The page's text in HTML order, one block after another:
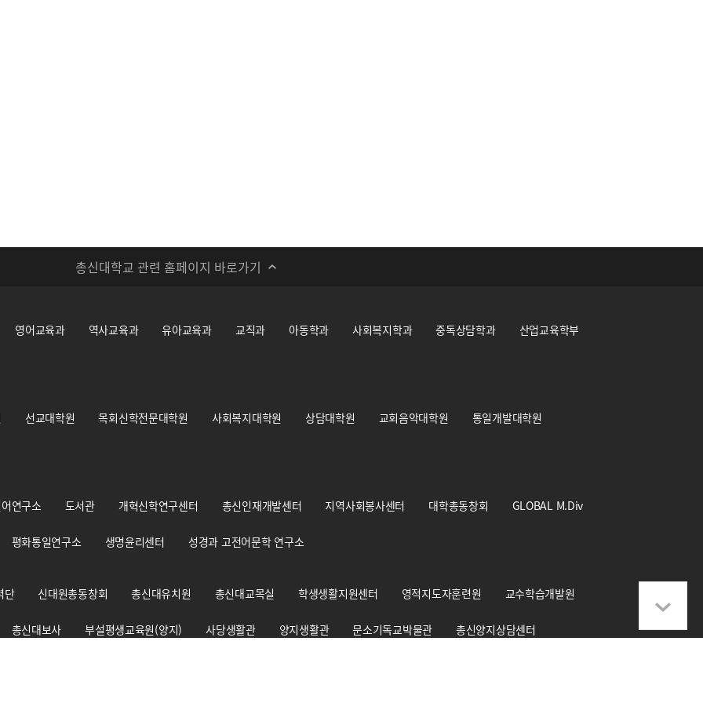
총신대학교 관련 홈페이지 바로가기
영어교육과 역사교육과 유아교육과 교직과 아동학과 사회복지학과 중독상담학과 산업교육학부
선교대학원 목회신학전문대학원 사회복지대학원 상담대학원 교회음악대학원 통일개발대학원
연구소 도서관 개혁신학연구센터 총신인재개발센터 지역사회봉사센터 대학총동창회 GLOBAL M.Div
평화통일연구소 생명윤리센터 성경과 고전어문학 연구소
단 신대원총동창회 총신대유치원 총신대교목실 학생생활지원센터 영적지도자훈련원 교수학습개발원
총신대보사 부설평생교육원(양지) 사당생활관 양지생활관 문소기독교박물관 총신양지상담센터